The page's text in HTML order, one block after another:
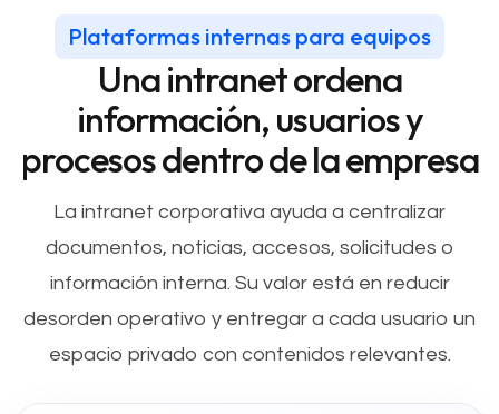
Plataformas internas para equipos
Una intranet ordena
información, usuarios y
procesos dentro de la empresa
La intranet corporativa ayuda a centralizar
documentos, noticias, accesos, solicitudes o
información interna. Su valor está en reducir
desorden operativo y entregar a cada usuario un
espacio privado con contenidos relevantes.